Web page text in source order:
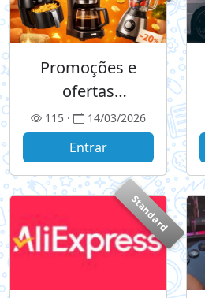
Promoções e
ofertas
relâmpago
shopee
115 · 14/03/2026
Entrar
Standard